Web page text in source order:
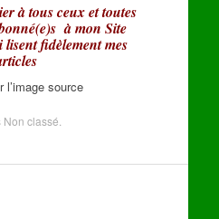
à tous ceux et toutes
à mon Site
fidèlement mes
Non classé